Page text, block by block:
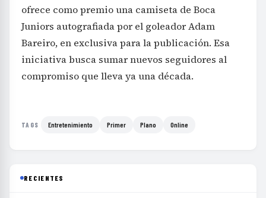
ofrece como premio una camiseta de Boca
Juniors autografiada por el goleador Adam
Bareiro, en exclusiva para la publicación. Esa
iniciativa busca sumar nuevos seguidores al
compromiso que lleva ya una década.
TAGS Entretenimiento Primer Plano Online
RECIENTES